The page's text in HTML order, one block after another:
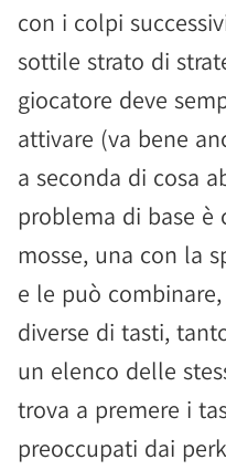
con i colpi
sottile strato di
giocatore deve
attivare (va bene
a seconda di cosa
problema di base è
mosse, una con la
e le può
diverse di tasti,
un elenco delle
trova a premere i
preoccupati dai